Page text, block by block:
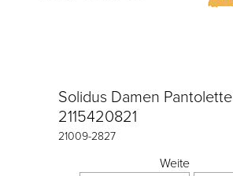
Solidus Damen Pantolette
2115420821
21009-2827
Weite